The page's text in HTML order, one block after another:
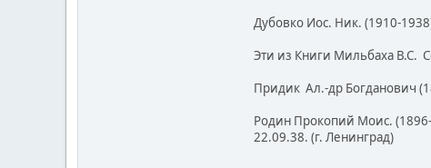
Дубовко Иос. Ник. (1910-
Эти из Книги Мильбаха В.С.
Придик Ал.-др Богданович
Родин Прокопий Моис.
22.09.38. (г. Ленинград)